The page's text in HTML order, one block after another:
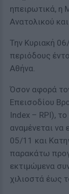
ηπειρωτικά, η
Ανατολικού
Την Κυριακή
περιόδους
Αθήνα.
Όσον αφορά
Επεισοδίου
Index – RPI),
αναμένεται να
05/11 και
παρακάτω
εκτιμώμενα
χιλιοστά έως